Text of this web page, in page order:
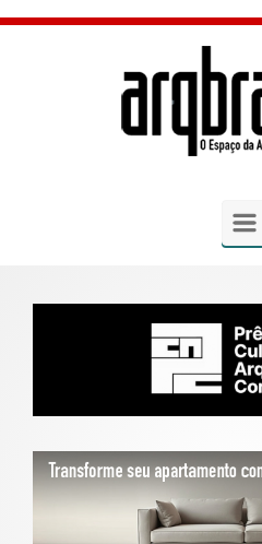
Skip to main content